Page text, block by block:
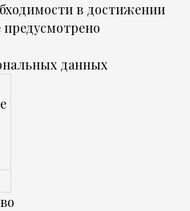
в достижении
предусмотрено
данных